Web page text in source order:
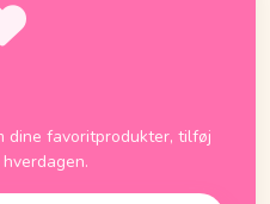
dine favoritprodukter, tilføj